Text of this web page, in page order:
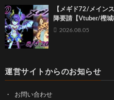
【メギド72/メイン
降要請【Vtuber/樫城
2026.08.05
運営サイトからのお知らせ
お問い合わせ